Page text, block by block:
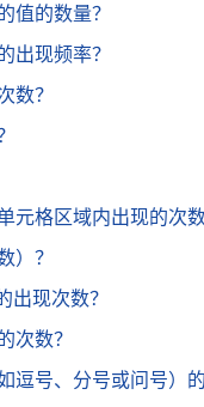
值的数量？
出现频率？
数？
格区域内出现的次数
）？
现次数？
次数？
号、分号或问号）的